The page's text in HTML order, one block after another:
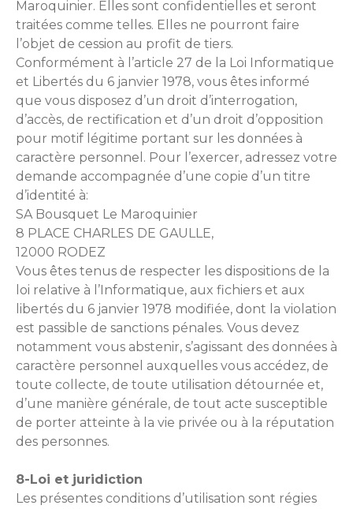
Maroquinier. Elles sont confidentielles et seront
traitées comme telles. Elles ne pourront faire
l’objet de cession au profit de tiers.
Conformément à l’article 27 de la Loi Informatique
et Libertés du 6 janvier 1978, vous êtes informé
que vous disposez d’un droit d’interrogation,
d’accès, de rectification et d’un droit d’opposition
pour motif légitime portant sur les données à
caractère personnel. Pour l’exercer, adressez votre
demande accompagnée d’une copie d’un titre
d’identité à:
SA Bousquet Le Maroquinier
8 PLACE CHARLES DE GAULLE,
12000 RODEZ
Vous êtes tenus de respecter les dispositions de la
loi relative à l’Informatique, aux fichiers et aux
libertés du 6 janvier 1978 modifiée, dont la violation
est passible de sanctions pénales. Vous devez
notamment vous abstenir, s’agissant des données à
caractère personnel auxquelles vous accédez, de
toute collecte, de toute utilisation détournée et,
d’une manière générale, de tout acte susceptible
de porter atteinte à la vie privée ou à la réputation
des personnes.
8-Loi et juridiction
Les présentes conditions d’utilisation sont régies